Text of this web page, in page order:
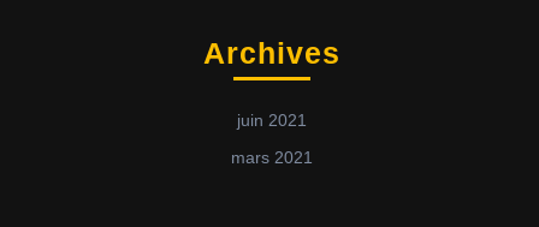
Archives
juin 2021
mars 2021